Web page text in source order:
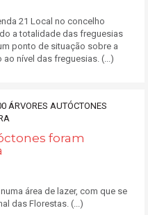
21 Local no concelho
a totalidade das freguesias
ponto de situação sobre a
nível das freguesias. (...)
foram
área de lazer, com que se
das Florestas. (...)